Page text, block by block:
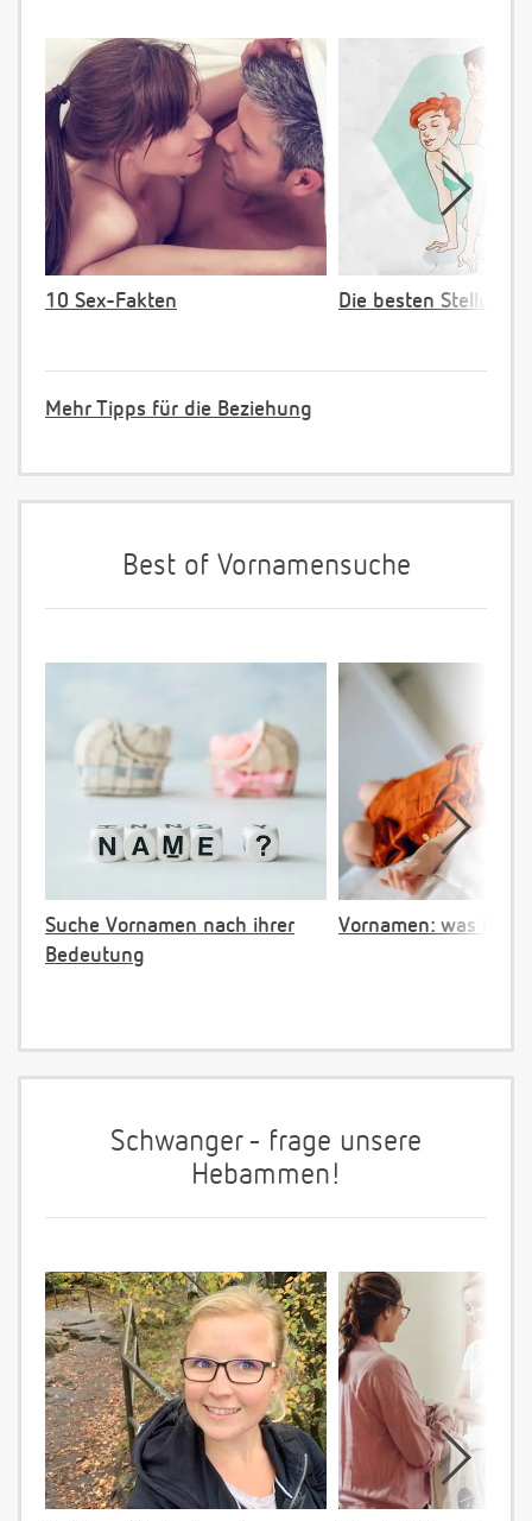
10 Sex-Fakten Die besten
Mehr Tipps für die Beziehung
Best of Vornamensuche
Suche Vornamen nach ihrer
Bedeutung
Vornamen: was ist
Schwanger - frage unsere
Hebammen!